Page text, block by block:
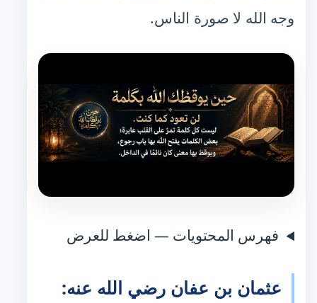
وجه الله لا صورة الناس.
فهرس المحتويات — اضغط للعرض
عثمان بن عفان رضي الله عنه: